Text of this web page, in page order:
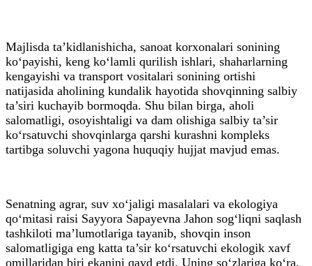
Majlisda ta’kidlanishicha, sanoat korxonalari sonining
ko‘payishi, keng ko‘lamli qurilish ishlari, shaharlarning
kengayishi va transport vositalari sonining ortishi
natijasida aholining kundalik hayotida shovqinning salbiy
ta’siri kuchayib bormoqda. Shu bilan birga, aholi
salomatligi, osoyishtaligi va dam olishiga salbiy ta’sir
ko‘rsatuvchi shovqinlarga qarshi kurashni kompleks
tartibga soluvchi yagona huquqiy hujjat mavjud emas.
Senatning agrar, suv xo‘jaligi masalalari va ekologiya
qo‘mitasi raisi Sayyora Sapayevna Jahon sog‘liqni saqlash
tashkiloti ma’lumotlariga tayanib, shovqin inson
salomatligiga eng katta ta’sir ko‘rsatuvchi ekologik xavf
omillaridan biri ekanini qayd etdi. Uning so‘zlariga ko‘ra,